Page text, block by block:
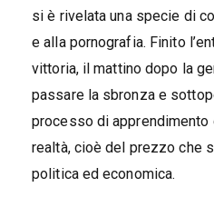
si è rivelata una specie di
e alla pornografia. Finito
vittoria, il mattino dopo la
passare la sbronza e
processo di
realtà, cioè del prezzo che
politica ed economica.